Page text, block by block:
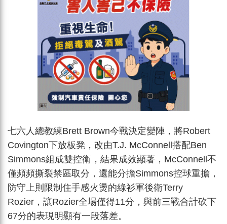
七六人總教練Brett Brown今戰決定變陣，將Robert
Covington下放板凳，改由T.J. McConnell搭配Ben
Simmons組成雙控衛，結果成效顯著，McConnell不
僅頻頻撕裂禁區取分，還能分擔Simmons控球重擔，
防守上則限制住手感火燙的綠衫軍後衛Terry
Rozier，讓Rozier全場僅得11分，與前三戰合計砍下
67分的表現明顯有一段落差。